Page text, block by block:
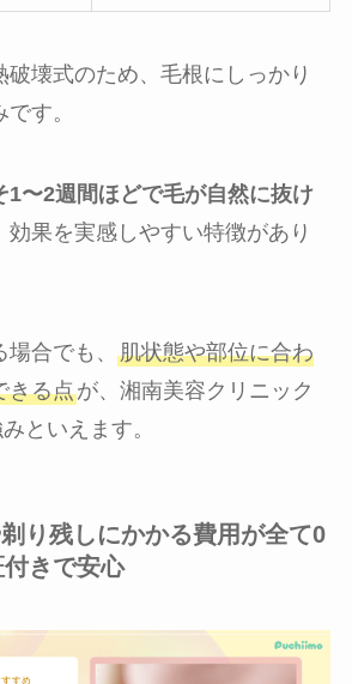
破壊式のため、毛根にしっかり
す。
1〜2週間ほどで毛が自然に抜け
効果を実感しやすい特徴があり
合でも、
肌状態や部位に合わ
きる点が、湘南美容クリニック
といえます。
り残しにかかる費用が全て0
きで安心